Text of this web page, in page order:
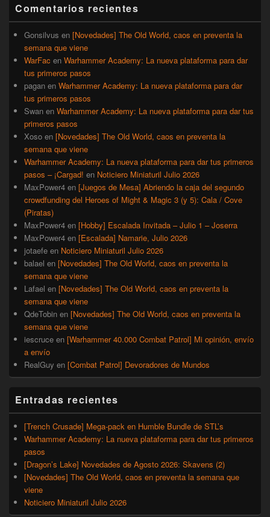
lateral
primaria
Comentarios recientes
Gonsilvus en [Novedades] The Old World, caos en preventa la
semana que viene
WarFac en Warhammer Academy: La nueva plataforma para dar
tus primeros pasos
pagan en Warhammer Academy: La nueva plataforma para dar
tus primeros pasos
Swan en Warhammer Academy: La nueva plataforma para dar tus
primeros pasos
Xoso en [Novedades] The Old World, caos en preventa la
semana que viene
Warhammer Academy: La nueva plataforma para dar tus primeros
pasos – ¡Cargad! en Noticiero Miniaturil Julio 2026
MaxPower4 en [Juegos de Mesa] Abriendo la caja del segundo
crowdfunding del Heroes of Might & Magic 3 (y 5): Cala / Cove
(Piratas)
MaxPower4 en [Hobby] Escalada Invitada – Julio 1 – Joserra
MaxPower4 en [Escalada] Namarie, Julio 2026
jotaefe en Noticiero Miniaturil Julio 2026
balael en [Novedades] The Old World, caos en preventa la
semana que viene
Lafael en [Novedades] The Old World, caos en preventa la
semana que viene
QdeTobin en [Novedades] The Old World, caos en preventa la
semana que viene
iescruce en [Warhammer 40.000 Combat Patrol] Mi opinión, envío
a envío
RealGuy en [Combat Patrol] Devoradores de Mundos
Entradas recientes
[Trench Crusade] Mega-pack en Humble Bundle de STL’s
Warhammer Academy: La nueva plataforma para dar tus primeros
pasos
[Dragon’s Lake] Novedades de Agosto 2026: Skavens (2)
[Novedades] The Old World, caos en preventa la semana que
viene
Noticiero Miniaturil Julio 2026